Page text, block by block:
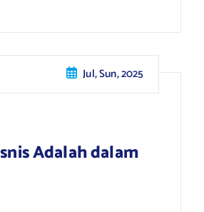
Jul, Sun, 2025
Adalah dalam